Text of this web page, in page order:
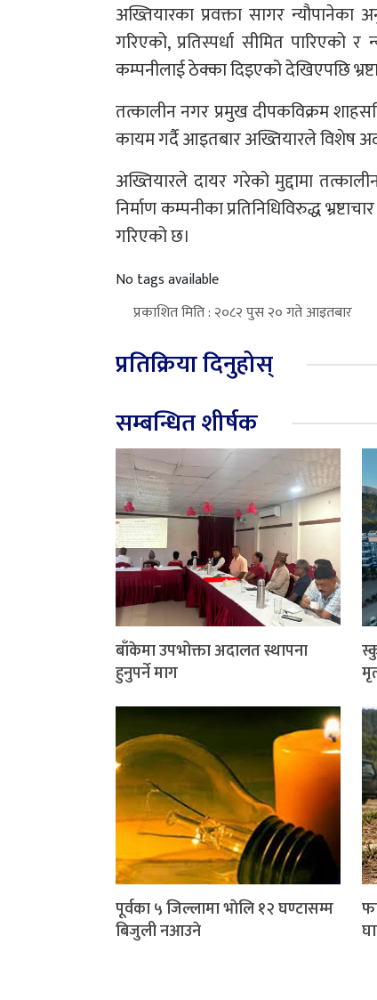
अख्तियारका प्रवक्ता सागर
गरिएको, प्रतिस्पर्धा सीमित
कम्पनीलाई ठेक्का दिइएको देखिएपछि
तत्कालीन नगर प्रमुख दीपकविक्रम
कायम गर्दै आइतबार अख्तियारले विशेष
अख्तियारले दायर गरेको मुद्दामा
निर्माण कम्पनीका प्रतिनिधिविरुद्ध
गरिएको छ।
No tags available
प्रकाशित मिति : २०८२ पुस २० गते आइतबार
प्रतिक्रिया दिनुहोस्
सम्बन्धित शीर्षक
बाँकेमा उपभोक्ता अदालत स्थापना
हुनुपर्ने माग
पूर्वका ५ जिल्लामा भाेलि १२ घण्टासम्म
बिजुली नआउने